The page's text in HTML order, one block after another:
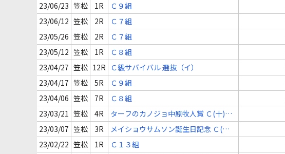
23/06/23 笠松 1R Ｃ９組
23/06/12 笠松 2R Ｃ７組
23/05/26 笠松 2R Ｃ７組
23/05/12 笠松 1R Ｃ８組
23/04/27 笠松 12R Ｃ級サバイバル 選抜（イ）
23/04/17 笠松 5R Ｃ９組
23/04/06 笠松 7R Ｃ８組
23/03/21 笠松 4R
ターフのカノジョ中原牧人賞 Ｃ(十)Ｃ
(十三)
23/03/07 笠松 3R
メイショウサムソン誕生日記念 Ｃ(十
二)Ｃ(十五)
23/02/22 笠松 1R Ｃ１３組